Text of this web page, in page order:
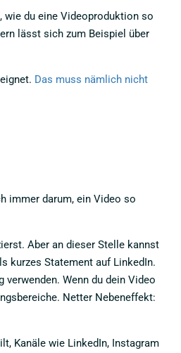
wie du eine Videoproduktion so
lässt sich zum Beispiel über
Das muss nämlich nicht
immer darum, ein Video so
Aber an dieser Stelle kannst
kurzes Statement auf LinkedIn.
Wenn du dein Video
Netter Nebeneffekt:
Kanäle wie LinkedIn, Instagram